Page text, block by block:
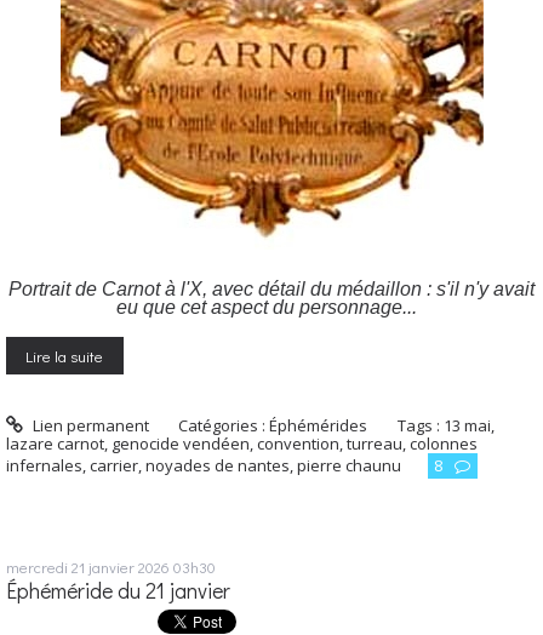
Portrait de Carnot à l'X, avec détail du médaillon : s'il n'y avait
eu que cet aspect du personnage...
Lire la suite
Lien permanent Catégories :Éphémérides Tags : 13 mai,
lazare carnot, genocide vendéen,convention,turreau,colonnes
infernales,carrier,noyades de nantes,pierre chaunu 8
mercredi 21 janvier 2026 03h30
Éphéméride du 21 janvier